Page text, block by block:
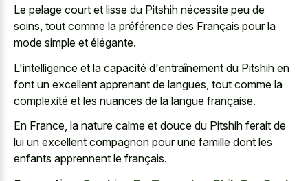
Le pelage court et lisse du Pitshih nécessite peu de
soins, tout comme la préférence des Français pour la
mode simple et élégante.
L'intelligence et la capacité d'entraînement du Pitshih en
font un excellent apprenant de langues, tout comme la
complexité et les nuances de la langue française.
En France, la nature calme et douce du Pitshih ferait de
lui un excellent compagnon pour une famille dont les
enfants apprennent le français.